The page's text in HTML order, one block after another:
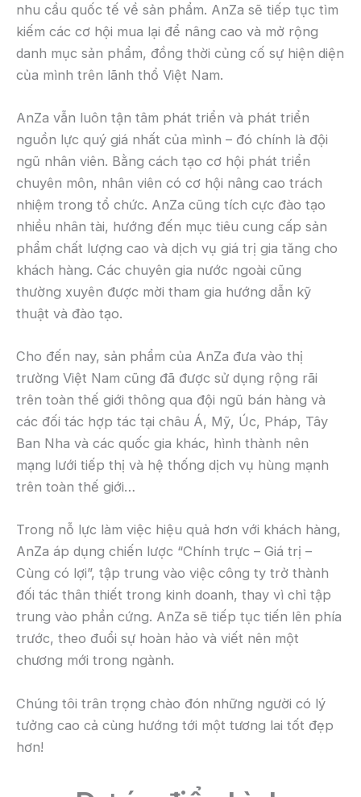
nhu cầu quốc tế về sản phẩm. AnZa sẽ tiếp tục tìm
kiếm các cơ hội mua lại để nâng cao và mở rộng
danh mục sản phẩm, đồng thời củng cố sự hiện diện
của mình trên lãnh thổ Việt Nam.
AnZa vẫn luôn tận tâm phát triển và phát triển
nguồn lực quý giá nhất của mình – đó chính là đội
ngũ nhân viên. Bằng cách tạo cơ hội phát triển
chuyên môn, nhân viên có cơ hội nâng cao trách
nhiệm trong tổ chức. AnZa cũng tích cực đào tạo
nhiều nhân tài, hướng đến mục tiêu cung cấp sản
phẩm chất lượng cao và dịch vụ giá trị gia tăng cho
khách hàng. Các chuyên gia nước ngoài cũng
thường xuyên được mời tham gia hướng dẫn kỹ
thuật và đào tạo.
Cho đến nay, sản phẩm của AnZa đưa vào thị
trường Việt Nam cũng đã được sử dụng rộng rãi
trên toàn thế giới thông qua đội ngũ bán hàng và
các đối tác hợp tác tại châu Á, Mỹ, Úc, Pháp, Tây
Ban Nha và các quốc gia khác, hình thành nên
mạng lưới tiếp thị và hệ thống dịch vụ hùng mạnh
trên toàn thế giới…
Trong nỗ lực làm việc hiệu quả hơn với khách hàng,
AnZa áp dụng chiến lược “Chính trực – Giá trị –
Cùng có lợi”, tập trung vào việc công ty trở thành
đối tác thân thiết trong kinh doanh, thay vì chỉ tập
trung vào phần cứng. AnZa sẽ tiếp tục tiến lên phía
trước, theo đuổi sự hoàn hảo và viết nên một
chương mới trong ngành.
Chúng tôi trân trọng chào đón những người có lý
tưởng cao cả cùng hướng tới một tương lai tốt đẹp
hơn!